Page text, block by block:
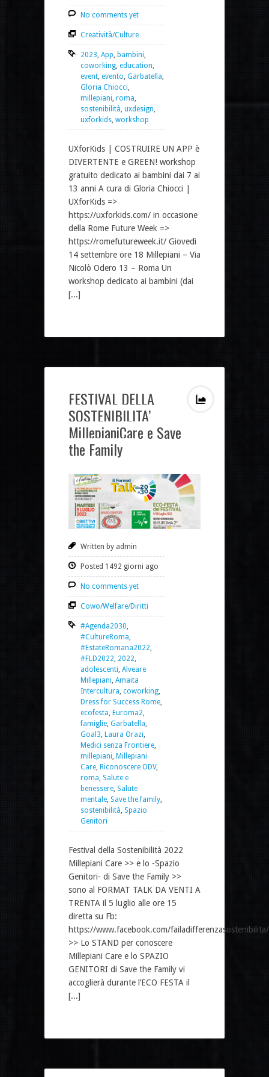
No comments yet
Creatività/Culture
2023, App, bambini,
coworking, education,
event, evento, Garbatella,
Gloria Chiocci,
millepiani, roma,
sostenibilità, uxdesign,
uxforkids, workshop
UXforKids | COSTRUIRE UN APP è
DIVERTENTE e GREEN! workshop
gratuito dedicato ai bambini dai 7 ai
13 anni A cura di Gloria Chiocci |
UXforKids =>
https://uxforkids.com/ in occasione
della Rome Future Week =>
https://romefutureweek.it/ Giovedì
14 settembre ore 18 Millepiani – Via
Nicolò Odero 13 – Roma Un
workshop dedicato ai bambini (dai
[...]
FESTIVAL DELLA
SOSTENIBILITA’
MillepianiCare e Save
the Family
Written by admin
Posted 1492 giorni ago
No comments yet
Cowo/Welfare/Diritti
#Agenda2030
#CultureRoma
#EstateRomana2022
#FLD2022 2022
adolescenti Alveare
Millepiani Amaita
Intercultura coworking
Dress for Success Rome
ecofesta Euroma2
famiglie Garbatella
Goal3 Laura Orazi
Medici senza Frontiere
millepiani Millepiani
Care Riconoscere ODV,
roma Salute e
benessere Salute
mentale Save the family
sostenibilità Spazio
Genitori
Festival della Sostenibilità 2022
Millepiani Care >> e lo -Spazio
Genitori- di Save the Family >>
sono al FORMAT TALK DA VENTI A
TRENTA il 5 luglio alle ore 15
diretta su Fb:
https://www.facebook.com/failadifferenzasostenibilita/
>> Lo STAND per conoscere
Millepiani Care e lo SPAZIO
GENITORI di Save the Family vi
accoglierà durante l’ECO FESTA il
[...]